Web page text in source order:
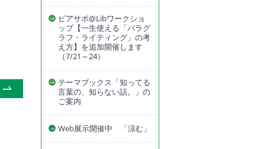
ピアサポ@Libワークショ
ップ【一生使える「パラグ
ラフ・ライティング」の考
え方】を追加開催します
（7/21～24）
テーマブックス「知ってる
言葉の、知らない話。」の
ご案内
Web展示開催中 「涼む」